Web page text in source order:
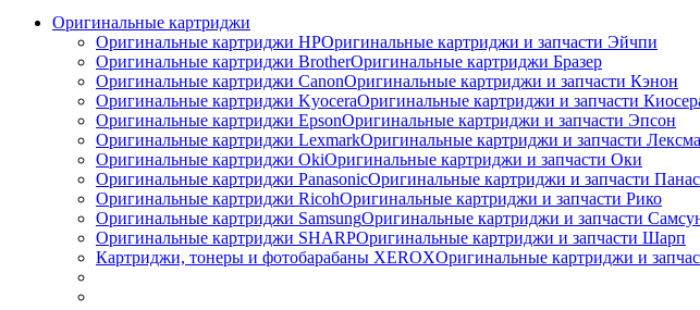
Оригинальные картриджи
Оригинальные картриджи HPОригинальные картриджи и запчасти Эйчпи
Оригинальные картриджи BrotherОригинальные картриджи Бразер
Оригинальные картриджи CanonОригинальные картриджи и запчасти Кэнон
Оригинальные картриджи KyoceraОригинальные картриджи и запчасти
Оригинальные картриджи EpsonОригинальные картриджи и запчасти Эпсон
Оригинальные картриджи LexmarkОригинальные картриджи и запчасти
Оригинальные картриджи ОkiОригинальные картриджи и запчасти Оки
Оригинальные картриджи PanasonicОригинальные картриджи и запчасти
Оригинальные картриджи RicohОригинальные картриджи и запчасти Рико
Оригинальные картриджи SamsungОригинальные картриджи и запчасти
Оригинальные картриджи SHARPОригинальные картриджи и запчасти Шарп
Картриджи, тонеры и фотобарабаны XEROXОригинальные картриджи и